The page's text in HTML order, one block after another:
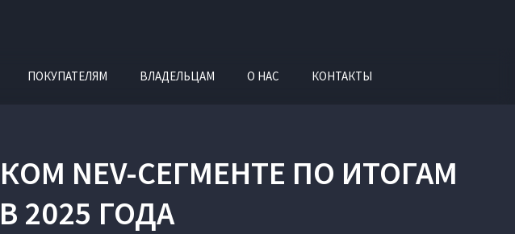
ПОКУПАТЕЛЯМ ВЛАДЕЛЬЦАМ О НАС КОНТАКТЫ
NEV-СЕГМЕНТЕ ПО ИТОГАМ
2025 ГОДА